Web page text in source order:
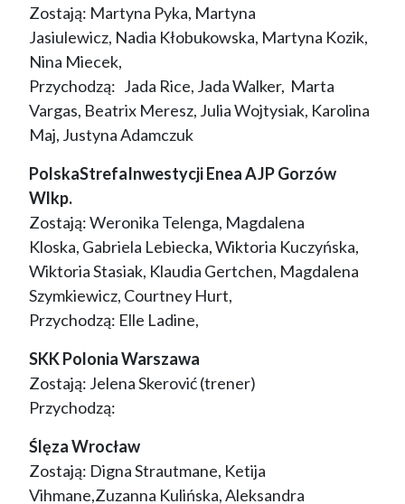
Zostają: Martyna Pyka, Martyna
Jasiulewicz, Nadia Kłobukowska, Martyna Kozik,
Nina Miecek,
Przychodzą: Jada Rice, Jada Walker, Marta
Vargas, Beatrix Meresz, Julia Wojtysiak, Karolina
Maj, Justyna Adamczuk
PolskaStrefaInwestycji Enea AJP Gorzów
Wlkp.
Zostają: Weronika Telenga, Magdalena
Kloska, Gabriela Lebiecka, Wiktoria Kuczyńska,
Wiktoria Stasiak, Klaudia Gertchen, Magdalena
Szymkiewicz, Courtney Hurt,
Przychodzą: Elle Ladine,
SKK Polonia Warszawa
Zostają: Jelena Skerović (trener)
Przychodzą:
Ślęza Wrocław
Zostają: Digna Strautmane, Ketija
Vihmane,Zuzanna Kulińska, Aleksandra